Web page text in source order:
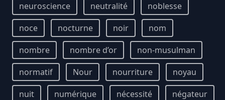
neuroscience
neutralité
noblesse
noce
nocturne noir
nom
nombre
nombre d’or
non-musulman
normatif
Nour nourriture
noyau
nuit
numérique nécessité
négateur